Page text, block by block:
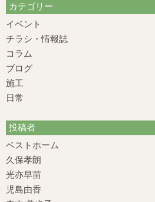
カテゴリー
イベント
チラシ・情報誌
コラム
ブログ
施工
日常
投稿者
ベストホーム
久保孝朗
光亦早苗
児島由香